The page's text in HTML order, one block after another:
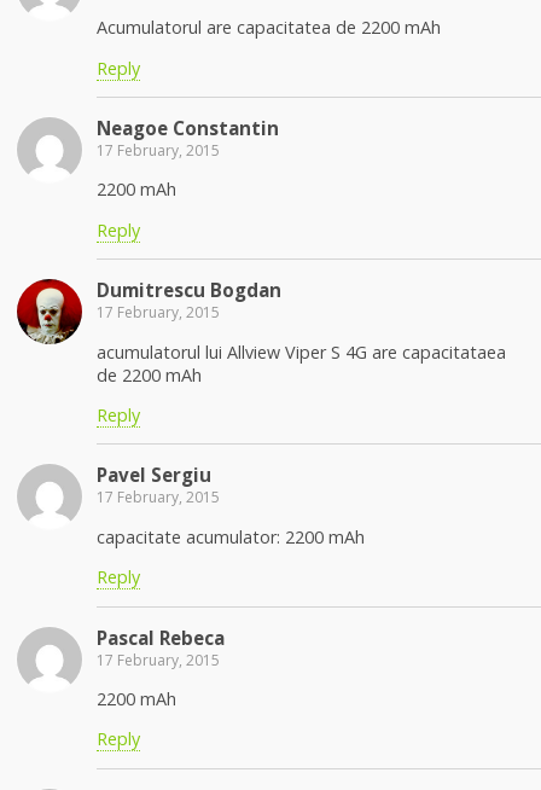
Acumulatorul are capacitatea de 2200 mAh
Reply
Neagoe Constantin
17 February, 2015
2200 mAh
Reply
Dumitrescu Bogdan
17 February, 2015
acumulatorul lui Allview Viper S 4G are capacitataea
de 2200 mAh
Reply
Pavel Sergiu
17 February, 2015
capacitate acumulator: 2200 mAh
Reply
Pascal Rebeca
17 February, 2015
2200 mAh
Reply